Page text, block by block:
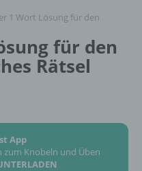
1 Wort Lösung für den
für den
Rätsel
App
zum Knobeln und Üben